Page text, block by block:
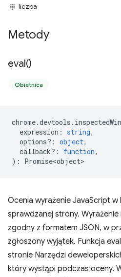
liczba
Metody
eval()
Obietnica
chrome.devtools .
expression : string,
options? : object,
callback? : function,
) : Promise<object>
Ocenia wyrażenie JavaScript w
sprawdzanej strony.
zgodny z formatem JSON, w
zgłoszony wyjątek. Funkcja
stronie Narzędzi
który wystąpi podczas oceny.